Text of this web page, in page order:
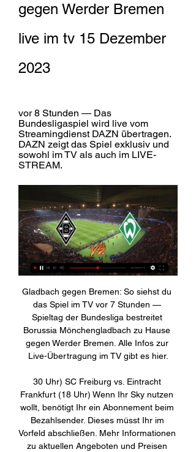
gegen Werder Bremen
live im tv 15 Dezember
2023
vor 8 Stunden — Das
Bundesligaspiel wird live vom
Streamingdienst DAZN übertragen.
DAZN zeigt das Spiel exklusiv und
sowohl im TV als auch im LIVE-
STREAM.
Gladbach gegen Bremen: So siehst du
das Spiel im TV vor 7 Stunden —
Spieltag der Bundesliga bestreitet
Borussia Mönchengladbach zu Hause
gegen Werder Bremen. Alle Infos zur
Live-Übertragung im TV gibt es hier.
30 Uhr) SC Freiburg vs. Eintracht
Frankfurt (18 Uhr) Wenn Ihr Sky nutzen
wollt, benötigt Ihr ein Abonnement beim
Bezahlsender. Dieses müsst Ihr im
Vorfeld abschließen. Mehr Informationen
zu aktuellen Angeboten und Preisen